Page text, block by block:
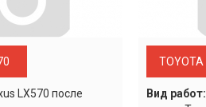
LХ570 после
TOYOTA
Вид работ: